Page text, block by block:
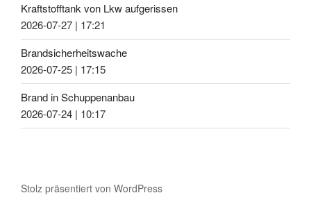
Kraftstofftank von Lkw aufgerissen
2026-07-27 | 17:21
Brandsicherheitswache
2026-07-25 | 17:15
Brand in Schuppenanbau
2026-07-24 | 10:17
Stolz präsentiert von WordPress